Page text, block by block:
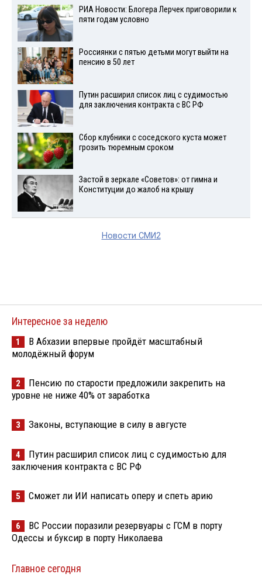
РИА Новости: Блогера Лерчек приговорили к
пяти годам условно
Россиянки с пятью детьми могут выйти на
пенсию в 50 лет
Путин расширил список лиц с судимостью
для заключения контракта с ВС РФ
Сбор клубники с соседского куста может
грозить тюремным сроком
Застой в зеркале «Советов»: от гимна и
Конституции до жалоб на крышу
Новости СМИ2
Интересное за неделю
1
В Абхазии впервые пройдёт масштабный
молодёжный форум
2
Пенсию по старости предложили закрепить на
уровне не ниже 40% от заработка
3 Законы, вступающие в силу в августе
4
Путин расширил список лиц с судимостью для
заключения контракта с ВС РФ
5 Сможет ли ИИ написать оперу и спеть арию
6
ВС России поразили резервуары с ГСМ в порту
Одессы и буксир в порту Николаева
Главное сегодня